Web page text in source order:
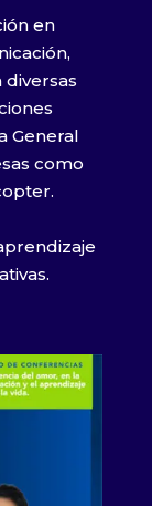
en
General
como
.
.